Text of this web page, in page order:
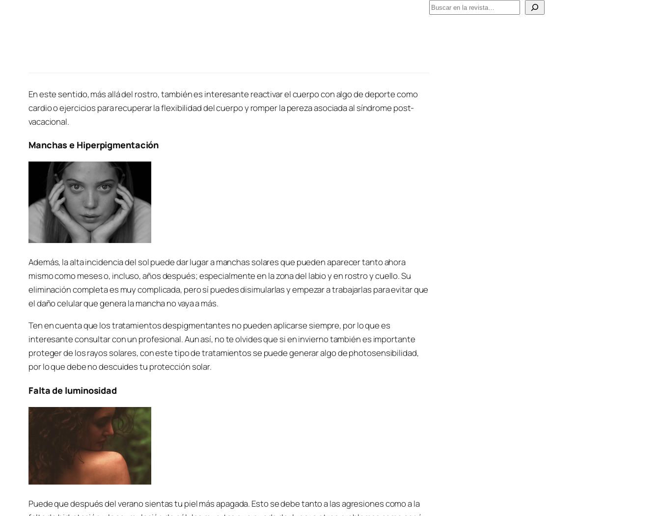
En este sentido, más allá del rostro, también es interesante reactivar el cuerpo con algo de deporte como
cardio o ejercicios para recuperar la flexibilidad del cuerpo y romper la pereza asociada al síndrome post-
vacacional.
Manchas e Hiperpigmentación
Además, la alta incidencia del sol puede dar lugar a manchas solares que pueden aparecer tanto ahora
mismo como meses o, incluso, años después; especialmente en la zona del labio y en rostro y cuello. Su
eliminación completa es muy complicada, pero sí puedes disimularlas y empezar a trabajarlas para evitar que
el daño celular que genera la mancha no vaya a más.
Ten en cuenta que los tratamientos despigmentantes no pueden aplicarse siempre, por lo que es
interesante consultar con un profesional. Aun así, no te olvides que si en invierno también es importante
proteger de los rayos solares, con este tipo de tratamientos se puede generar algo de photosensibilidad,
por lo que debe no descuides tu protección solar.
Falta de luminosidad
Puede que después del verano sientas tu piel más apagada. Esto se debe tanto a las agresiones como a la
B